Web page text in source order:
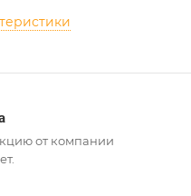
от компании